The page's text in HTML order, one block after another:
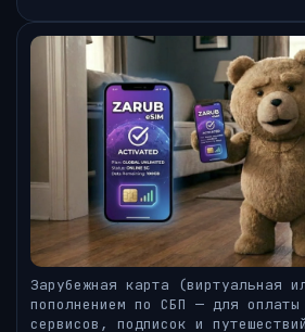
Зарубежная карта (виртуальная
пополнением по СБП — для оплаты
сервисов, подписок и